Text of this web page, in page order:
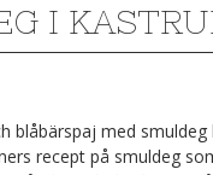
I
blåbärspaj med
recept på smuldeg